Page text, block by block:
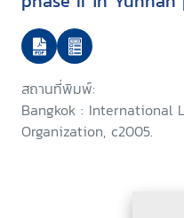
สถานที่พิมพ์:
Bangkok : International
Organization, c2005.